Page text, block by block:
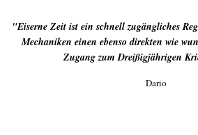
"Eiserne Zeit ist ein schnell zugängliches
Mechaniken einen ebenso direkten wie
Zugang zum Dreißigjährigen
Dario